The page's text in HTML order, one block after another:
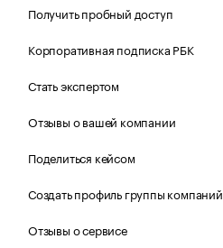
Получить пробный доступ
Корпоративная подписка РБК
Стать экспертом
Отзывы о вашей компании
Поделиться кейсом
Создать профиль группы компаний
Отзывы о сервисе